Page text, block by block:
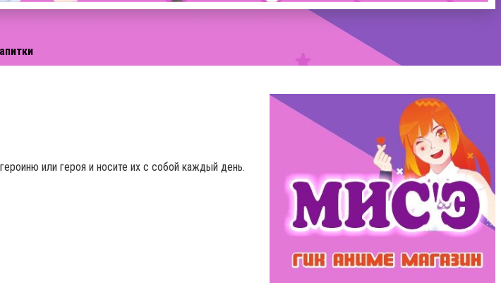
или героя и носите их с собой каждый день.